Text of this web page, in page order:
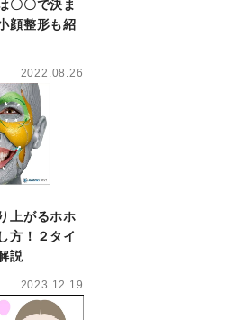
〇〇で決ま
顔整形も紹
2022.08.26
上がるホホ
方！２タイ
説
2023.12.19